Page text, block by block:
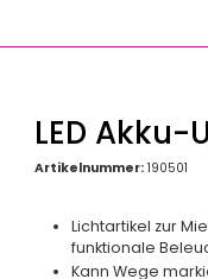
LED
Artikelnummer: 190501
Lichtartikel zur
funktionale
Kann Wege